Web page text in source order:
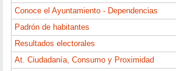
Conoce el Ayuntamiento - Dependencias
Padrón de habitantes
Resultados electorales
At. Ciudadanía, Consumo y Proximidad